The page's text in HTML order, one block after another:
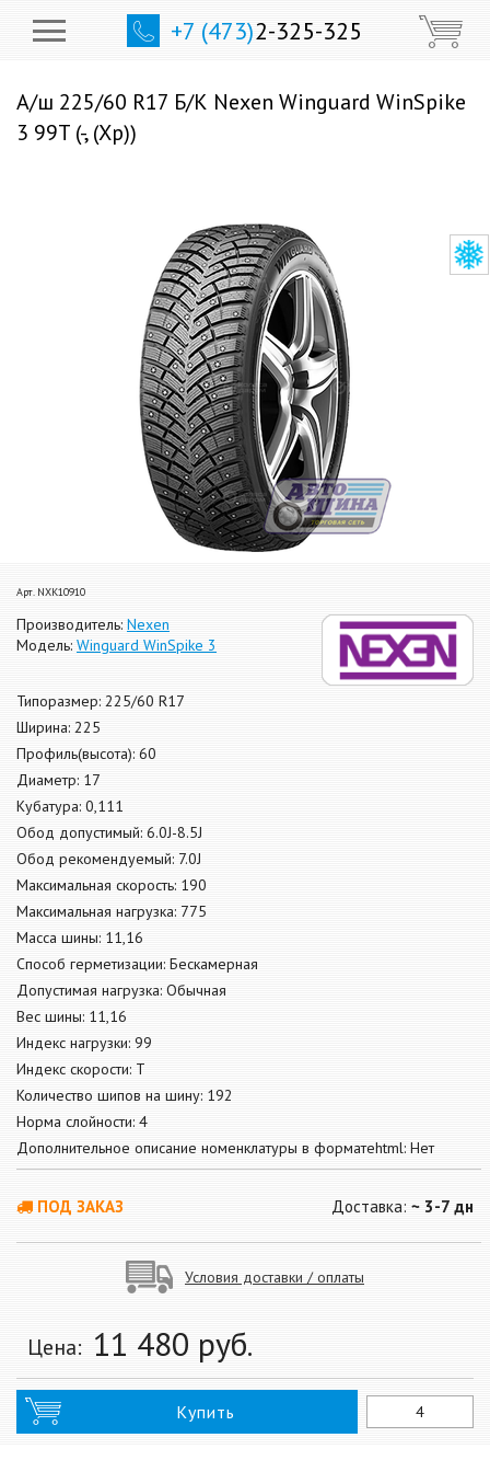
+7 (473)2-325-325
А/ш 225/60 R17 Б/К Nexen Winguard WinSpike
3 99T (-, (Хр))
Арт. NXK10910
Производитель: Nexen
Модель: Winguard WinSpike 3
Типоразмер: 225/60 R17
Ширина: 225
Профиль(высота): 60
Диаметр: 17
Кубатура: 0,111
Обод допустимый: 6.0J-8.5J
Обод рекомендуемый: 7.0J
Максимальная скорость: 190
Максимальная нагрузка: 775
Масса шины: 11,16
Способ герметизации: Бескамерная
Допустимая нагрузка: Обычная
Вес шины: 11,16
Индекс нагрузки: 99
Индекс скорости: T
Количество шипов на шину: 192
Норма слойности: 4
Дополнительное описание номенклатуры в форматеhtml: Нет
ПОД ЗАКАЗ Доставка: ~ 3-7 дн
Условия доставки / оплаты
Цена: 11 480 руб.
Купить